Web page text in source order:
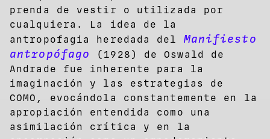
prenda de vestir o utilizada por
cualquiera. La idea de la
antropofagia heredada del Manifiesto
antropófago
(1928) de Oswald de
Andrade fue inherente para la
imaginación y las estrategias de
COMO, evocándola constantemente en la
apropiación entendida como una
asimilación crítica y en la